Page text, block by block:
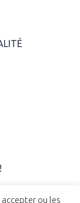
accepter ou les